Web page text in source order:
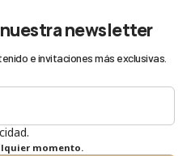
newsletter
e invitaciones más exclusivas.
momento.